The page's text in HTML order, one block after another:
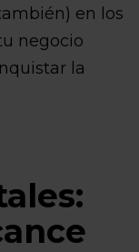
en los
negocio
la